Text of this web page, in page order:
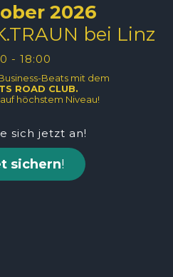
2026
bei Linz
- 18:00
Beats mit dem
ROAD CLUB.
höchstem Niveau!
sich jetzt an!
sichern!